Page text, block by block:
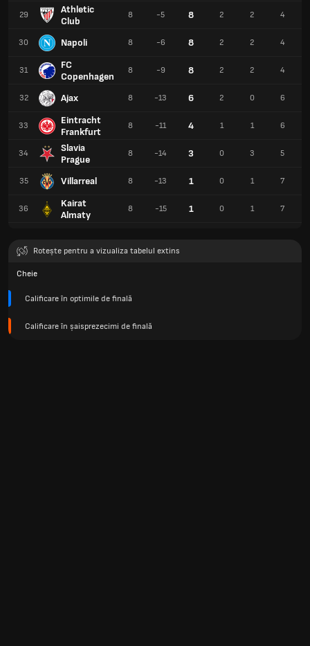
29
Athletic
Club
30 Napoli
31
FC
Copenhagen
32 Ajax
33
Eintracht
Frankfurt
34
Slavia
Prague
35 Villarreal
36
Kairat
Almaty
8 -5 8 2 2 4
8 -6 8 2 2 4
8 -9 8 2 2 4
8 -13 6 2 0 6
8 -11 4 1 1 6
8 -14 3 0 3 5
8 -13 1 0 1 7
8 -15 1 0 1 7
Rotește pentru a vizualiza tabelul extins
Cheie
Calificare în optimile de finală
Calificare în șaisprezecimi de finală